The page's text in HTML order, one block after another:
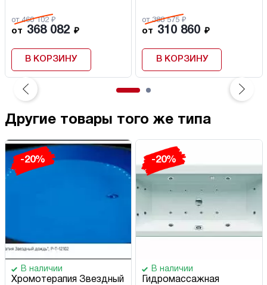
от 460 102 ₽
от 368 082 ₽
В КОРЗИНУ
от 388 575 ₽
от 310 860 ₽
В КОРЗИНУ
Другие товары того же типа
-20%
В наличии
Хромотерапия Звездный
-20%
В наличии
Гидромассажная